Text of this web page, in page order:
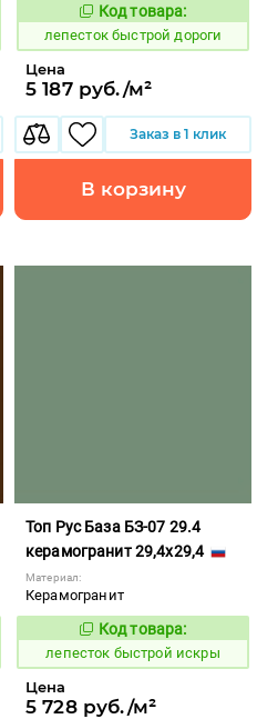
860397
Код товара:
лепесток быстрой дороги
Цена
5 187 руб./м²
Заказ в 1 клик
В корзину
Топ Рус База БЗ-07 29.4
керамогранит 29,4x29,4
Материал:
Керамогранит
860409
Код товара:
лепесток быстрой искры
Цена
5 728 руб./м²